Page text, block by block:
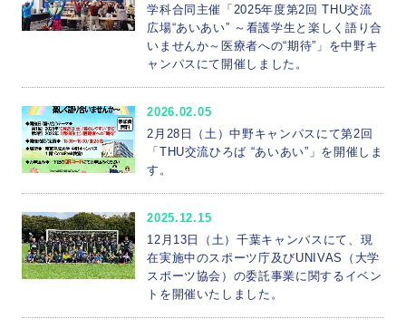
学科合同主催「2025年度第2回 THU交流
広場“あいあい” ～看護学生と楽しく語り合
いませんか～医療者への“期待”」を中野キ
ャンパスにて開催しました。
2026.02.05
2月28日（土）中野キャンパスにて第2回
「THU交流ひろば “あいあい”」を開催しま
す。
2025.12.15
12月13日（土）千葉キャンパスにて、現
在実施中のスポーツ庁及びUNIVAS（大学
スポーツ協会）の委託事業に関するイベン
トを開催いたしました。